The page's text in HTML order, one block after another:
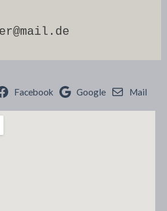
Facebook Google Mail